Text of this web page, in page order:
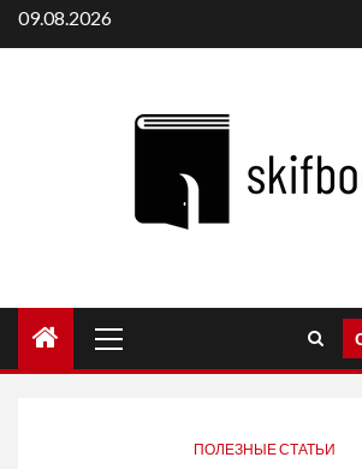
Перейти
к
09.08.2026
меню
ПОЛЕЗНЫЕ СТАТЬИ